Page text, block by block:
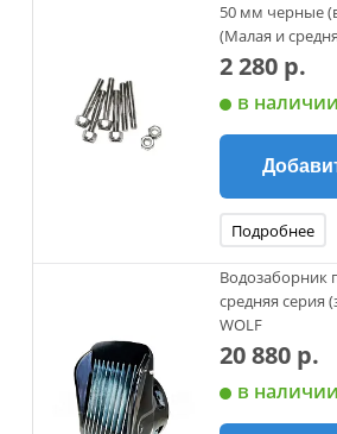
50 мм черные
(Малая и
2 280 р.
в наличии
Подробнее
Водозаборник
средняя серия
WOLF
20 880 р.
в наличии